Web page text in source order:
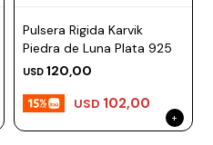
Pulsera Rigida Karvik
Piedra de Luna Plata 925
USD 120,00
USD 102,00